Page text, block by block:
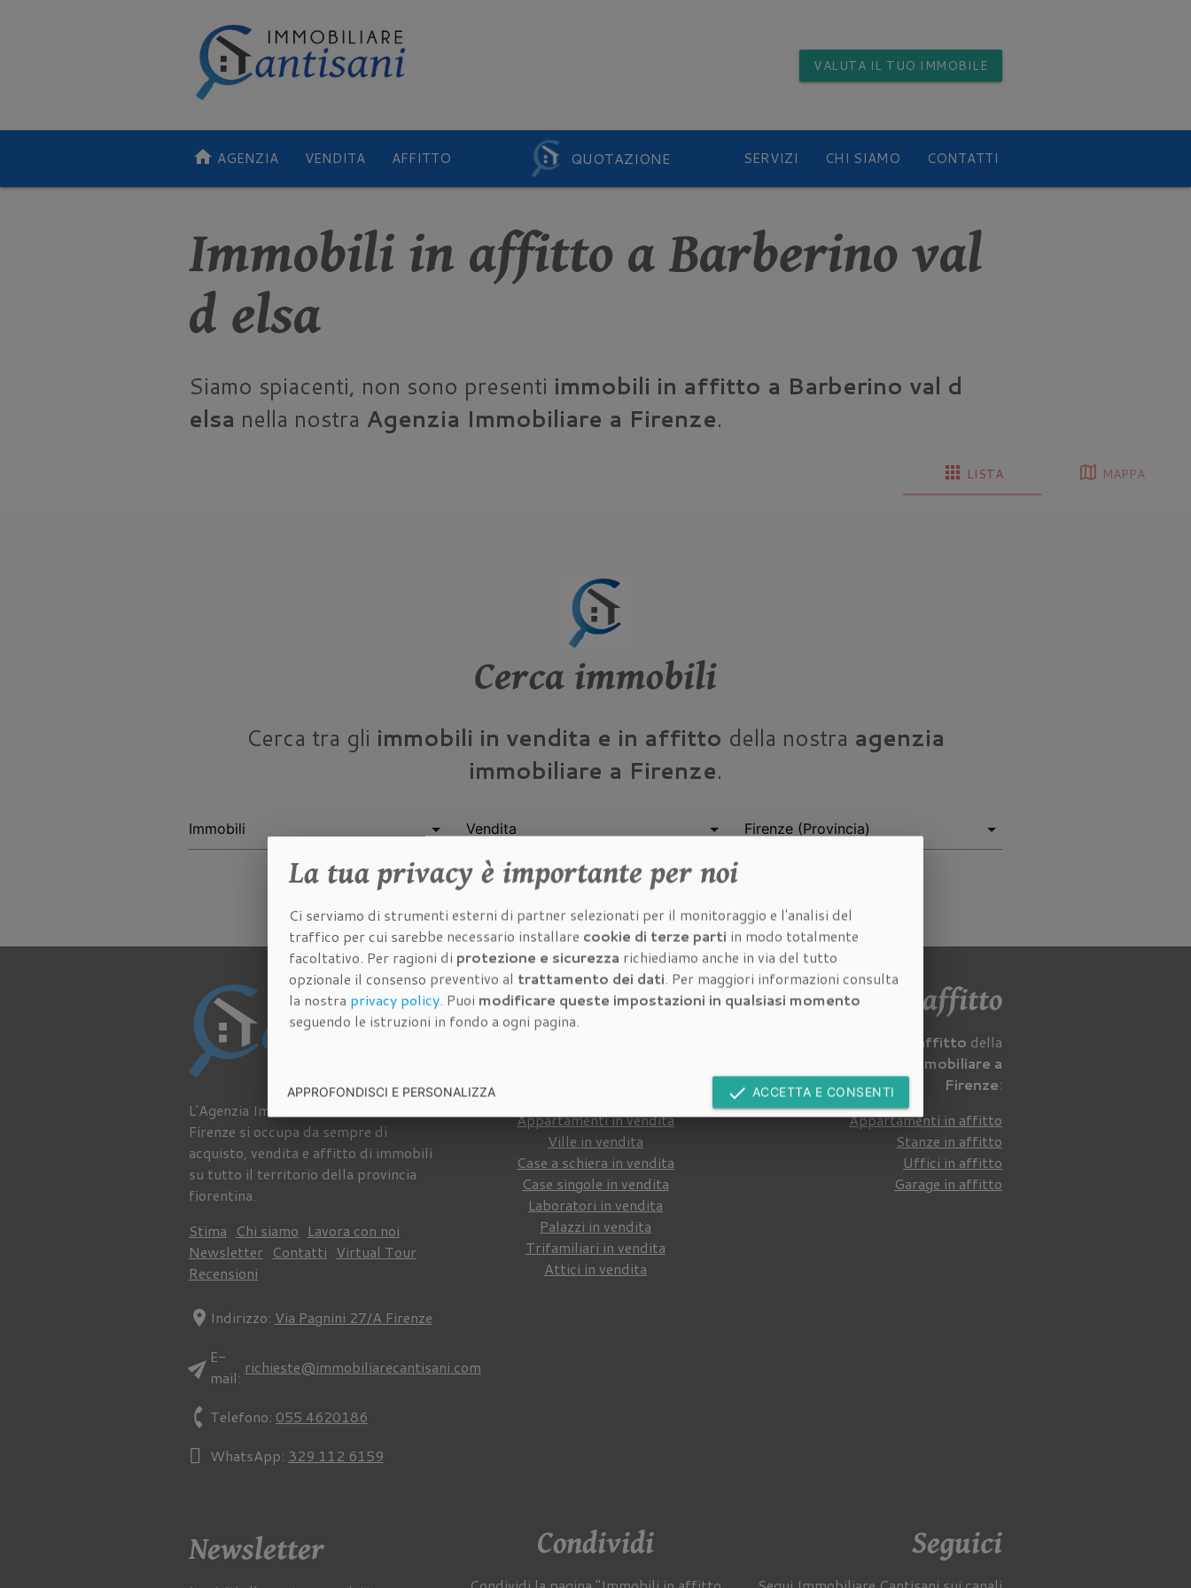
VALUTA IL TUO IMMOBILE
home AGENZIA VENDITA AFFITTO QUOTAZIONE SERVIZI CHI SIAMO CONTATTI
Immobili in affitto a Barberino val
d elsa
Siamo spiacenti, non sono presenti immobili in affitto a Barberino val d
elsa nella nostra Agenzia Immobiliare a Firenze.
apps LISTA map MAPPA
Cerca immobili
Cerca tra gli immobili in vendita e in affitto della nostra agenzia
immobiliare a Firenze.
L'Agenzia Immobiliare Cantisani a
Firenze si occupa da sempre di
acquisto, vendita e affitto di immobili
su tutto il territorio della provincia
fiorentina.
Stima Chi siamo Lavora con noi
Newsletter Contatti Virtual Tour
Recensioni
location_on Indirizzo: Via Pagnini 27/A Firenze
sendE-
mail:
richieste@immobiliarecantisani.com
phoneTelefono: 055 4620186
WhatsApp: 329 112 6159
Immobili in vendita
Appartamenti in vendita
Ville in vendita
Case a schiera in vendita
Case singole in vendita
Laboratori in vendita
Palazzi in vendita
Trifamiliari in vendita
Attici in vendita
Immobili in affitto
immobili in affitto della
agenzia immobiliare a
Firenze:
Appartamenti in affitto
Stanze in affitto
Uffici in affitto
Garage in affitto
Newsletter Condividi Seguici
La tuaprivacy è importante per noi
Ci serviamo di strumenti esterni di partner selezionati per il monitoraggio e l'analisi del
traffico per cui sarebbe necessario installare cookie di terze parti in modo totalmente
facoltativo. Per ragioni di protezione e sicurezza richiediamo anche in via del tutto
opzionale il consenso preventivo al trattamento dei dati. Per maggiori informazioni consulta
la nostra privacy policy. Puoi modificare queste impostazioni in qualsiasi momento
seguendo le istruzioni in fondo a ogni pagina.
APPROFONDISCI E PERSONALIZZA done ACCETTA E CONSENTI